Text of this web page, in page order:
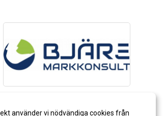
använder vi nödvändiga cookies från